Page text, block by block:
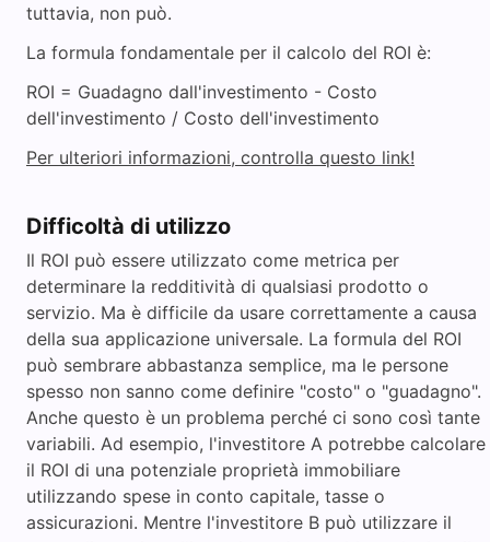
tuttavia, non può.
La formula fondamentale per il calcolo del ROI è:
ROI = Guadagno dall'investimento - Costo
dell'investimento / Costo dell'investimento
Per ulteriori informazioni, controlla questo link!
Difficoltà di utilizzo
Il ROI può essere utilizzato come metrica per
determinare la redditività di qualsiasi prodotto o
servizio. Ma è difficile da usare correttamente a causa
della sua applicazione universale. La formula del ROI
può sembrare abbastanza semplice, ma le persone
spesso non sanno come definire "costo" o "guadagno".
Anche questo è un problema perché ci sono così tante
variabili. Ad esempio, l'investitore A potrebbe calcolare
il ROI di una potenziale proprietà immobiliare
utilizzando spese in conto capitale, tasse o
assicurazioni. Mentre l'investitore B può utilizzare il